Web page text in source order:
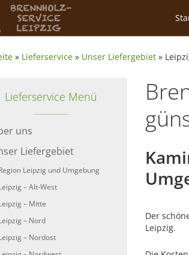
» Lieferservice » Unser Liefergebiet »
Lieferservice Menü
uns
Liefergebiet
Leipzig und Umgebung
– Alt-West
– Mitte
– Nord
– Nordost
Der
Leipzig.